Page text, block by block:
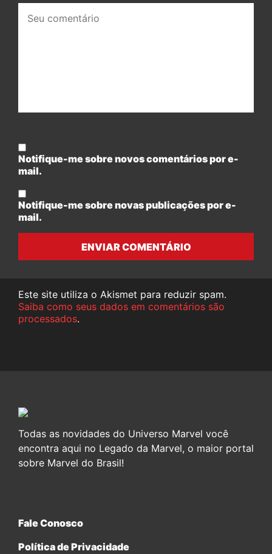
comentário:
Notifique-me sobre novos comentários por e-
mail.
Notifique-me sobre novas publicações por e-
mail.
ENVIAR COMENTÁRIO
Este site utiliza o Akismet para reduzir spam.
Saiba como seus dados em comentários são
processados.
Todas as novidades do Universo Marvel você
encontra aqui no Legado da Marvel, o maior portal
sobre Marvel do Brasil!
Fale Conosco
Política de Privacidade